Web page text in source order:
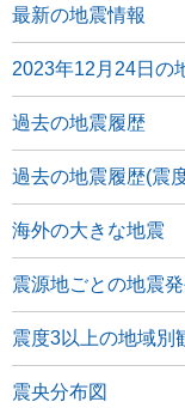
最新の地震情報
2023年12月24日の
過去の地震履歴
過去の地震履歴(震
海外の大きな地震
震源地ごとの地震
震度3以上の地域別
震央分布図